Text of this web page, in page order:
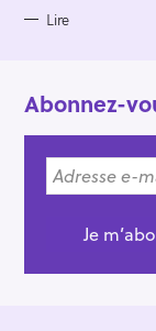
Lire
Abonnez-